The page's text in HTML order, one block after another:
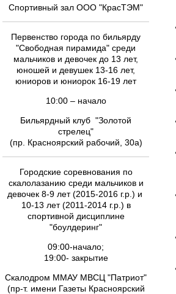
Спортивный зал ООО "КрасТЭМ"
Первенство города по бильярду
"Свободная пирамида" среди
мальчиков и девочек до 13 лет,
юношей и девушек 13-16 лет,
юниоров и юниорок 16-19 лет
10:00 – начало
Бильярдный клуб "Золотой
стрелец"
(пр. Красноярский рабочий, 30а)
Городские соревнования по
скалолазанию среди мальчиков и
девочек 8-9 лет (2015-2016 г.р.) и
10-13 лет (2011-2014 г.р.) в
спортивной дисциплине
"боулдеринг"
09:00-начало;
19:00- закрытие
Скалодром ММАУ МВСЦ "Патриот"
(пр-т. имени Газеты Красноярский